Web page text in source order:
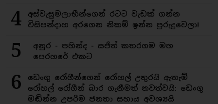
4
අස්වැසුමලාභීන්ගෙන් රටට වැඩක් ගන්න
විසිපන්දාහ අරගෙන නිකම් ඉන්න පුරුදුවෙලා!
5
අනුර - පහින්ද - සජිත් කතරගම මහ
පෙරහරේ එකට
6
ඩෙංගු රෝගීන්ගෙන් රෝහල් උතුරයි ඇතැම්
රෝහල් රෝගීන් බාර ගැනීමත් නවත්වයි: ඩෙංගු
මඬින්න උපරිම ජනතා සහාය අවශ්‍යයි